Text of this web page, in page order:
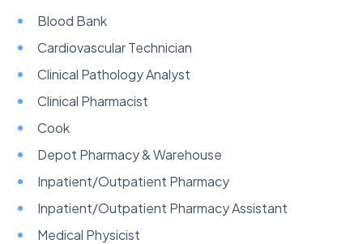
Blood Bank
Cardiovascular Technician
Clinical Pathology Analyst
Clinical Pharmacist
Cook
Depot Pharmacy & Warehouse
Inpatient/Outpatient Pharmacy
Inpatient/Outpatient Pharmacy Assistant
Medical Physicist